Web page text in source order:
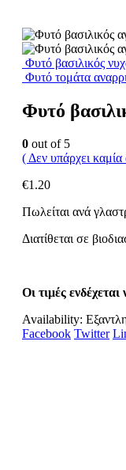
Φυτό βασιλικός
Φυτό τομάτα
Φυτό
0 out of 5
( Δεν υπάρχει
€1.20
Πωλείται ανά
Διατίθεται σε
Οι τιμές
Availability:
Facebook Twitter